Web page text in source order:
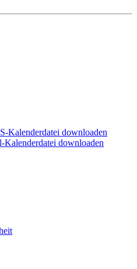
Kalenderdatei downloaden
Kalenderdatei downloaden